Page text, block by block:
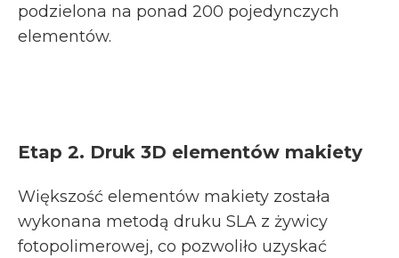
podzielona na ponad 200 pojedynczych
elementów.
Etap 2. Druk 3D elementów makiety
Większość elementów makiety została
wykonana metodą druku SLA z żywicy
fotopolimerowej, co pozwoliło uzyskać